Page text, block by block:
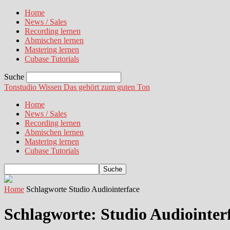
Home
News / Sales
Recording lernen
Abmischen lernen
Mastering lernen
Cubase Tutorials
Suche
Tonstudio Wissen Das gehört zum guten Ton
Home
News / Sales
Recording lernen
Abmischen lernen
Mastering lernen
Cubase Tutorials
Home Schlagworte Studio Audiointerface
Schlagworte: Studio